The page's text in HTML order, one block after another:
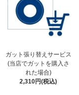
ガット張り替えサービス
(当店でガットを購入さ
れた場合)
2,310円(税込)